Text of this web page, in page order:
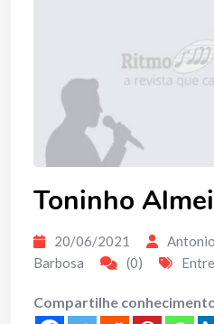
Toninho
20/06/2021
Barbosa
(0)
Compartilhe